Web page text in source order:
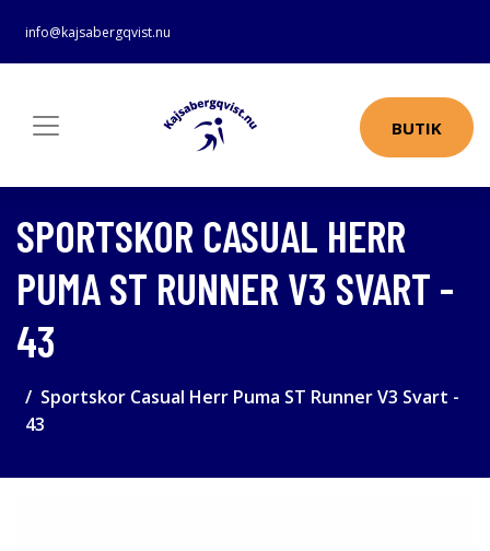
info@kajsabergqvist.nu
BUTIK
SPORTSKOR CASUAL HERR
PUMA ST RUNNER V3 SVART -
43
Sportskor Casual Herr Puma ST Runner V3 Svart -
43